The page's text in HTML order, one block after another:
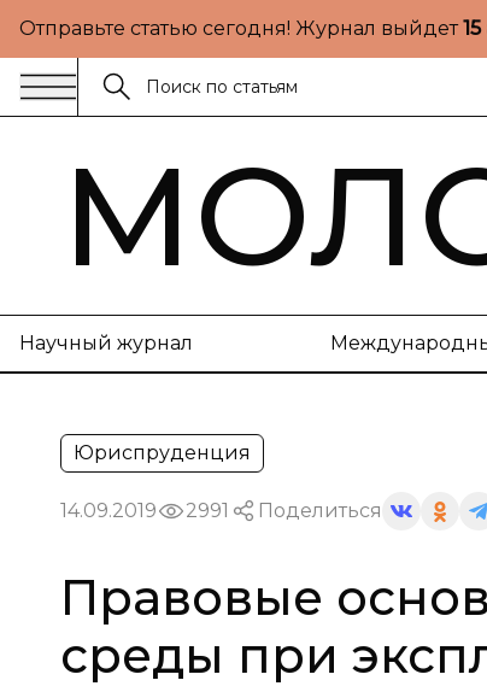
Отправьте статью сегодня! Журнал выйдет
Научный журнал
Юриспруденция
14.09.2019 2991 Поделиться
Правовые
среды при